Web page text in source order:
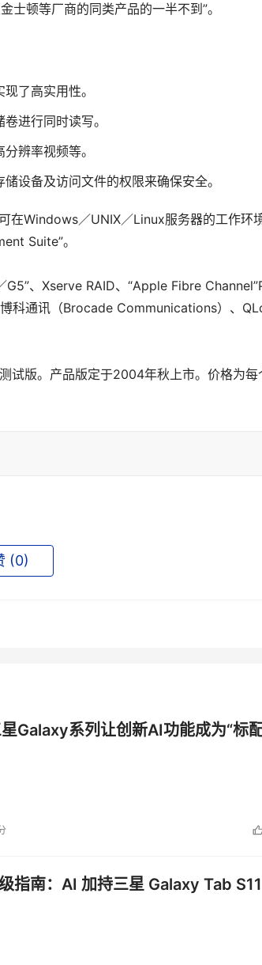
士顿等厂商的同类产品的一半不到”。
了高实用性。
进行同时读写。
辨率视频等。
设备及访问文件的权限来确保安全。
Windows／UNIX／Linux服务器的工作环境
Suite”。
、Xserve RAID、“Apple Fibre
科通讯（Brocade Communications）、
试版。产品版定于2004年秋上市。价格为
(0)
Galaxy系列让创新AI功能成为“标
指南：AI 加持三星 Galaxy Tab